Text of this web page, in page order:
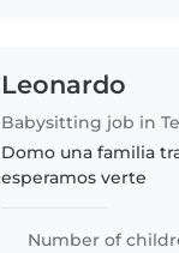
Leonardo
Babysitting job in
Domo una familia
esperamos verte
Number of